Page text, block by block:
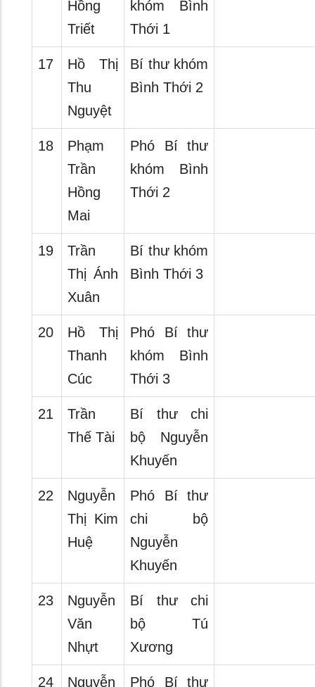
Hồng
Triết
khóm Bình
Thới 1
17
Hồ Thị
Thu
Nguyệt
Bí thư khóm
Bình Thới 2
18
Phạm
Trần
Hồng
Mai
Phó Bí thư
khóm Bình
Thới 2
19
Trần
Thị Ánh
Xuân
Bí thư khóm
Bình Thới 3
20
Hồ Thị
Thanh
Cúc
Phó Bí thư
khóm Bình
Thới 3
21
Trần
Thế Tài
Bí thư chi
bộ Nguyễn
Khuyến
22
Nguyễn
Thị Kim
Huệ
Phó Bí thư
chi bộ
Nguyễn
Khuyến
23
Nguyễn
Văn
Nhựt
Bí thư chi
bộ Tú
Xương
24 Nguyễn Phó Bí thư